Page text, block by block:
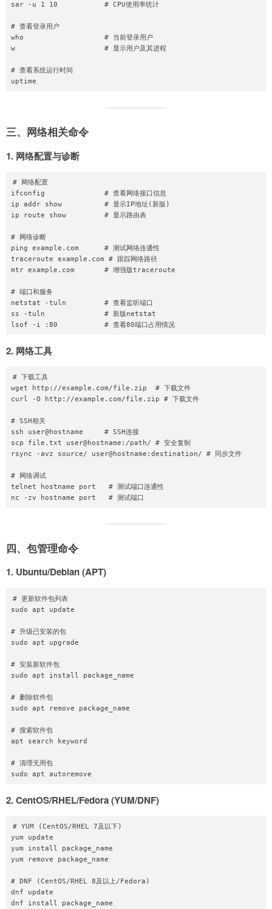
sar -u 1 10           # CPU使用率统计
# 查看登录用户
who                   # 当前登录用户
w                     # 显示用户及其进程
# 查看系统运行时间
三、网络相关命令
1. 网络配置与诊断
# 网络配置
ifconfig              # 查看网络接口信息
ip addr show          # 显示IP地址(新版)
ip route show         # 显示路由表
# 网络诊断
ping example.com      # 测试网络连通性
traceroute example.com # 跟踪网络路径
mtr example.com       # 增强版traceroute
# 端口和服务
netstat -tuln         # 查看监听端口
ss -tuln              # 新版netstat
2. 网络工具
# 下载工具
wget http://example.com/file.zip  # 下载文件
curl -O http://example.com/file.zip # 下载文件
# SSH相关
ssh user@hostname     # SSH连接
scp file.txt user@hostname:/path/ # 安全复制
rsync -avz source/ user@hostname:destination/ # 同步文件
# 网络调试
telnet hostname port   # 测试端口连通性
四、包管理命令
1. Ubuntu/Debian (APT)
# 更新软件包列表
sudo apt update
# 升级已安装的包
sudo apt upgrade
# 安装新软件包
sudo apt install package_name
# 删除软件包
sudo apt remove package_name
# 搜索软件包
apt search keyword
# 清理无用包
2. CentOS/RHEL/Fedora (YUM/DNF)
# YUM (CentOS/RHEL 7及以下)
yum update
yum install package_name
yum remove package_name
# DNF (CentOS/RHEL 8及以上/Fedora)
dnf update
dnf install package_name